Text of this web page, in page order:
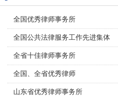
全国优秀律师事务所
全国公共法律服务工作先进集体
全省十佳律师事务所
全国、全省优秀律师
山东省优秀律师事务所